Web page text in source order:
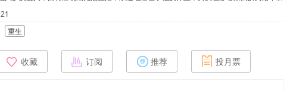
这一世他也在找，直到上初中时，撞见见了一个正在喂猫的少年，只一眼他就确定，他
们认识很早但受一开始只认为攻对他是兄弟情，是以副Cp的感情线先开始的副Cp已成
重生
收藏 订阅 推荐 投月票